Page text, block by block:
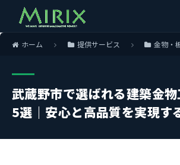
ホーム 提供サービス 金物・
武蔵野市で選ばれる建築金
5選｜安心と高品質を実現す